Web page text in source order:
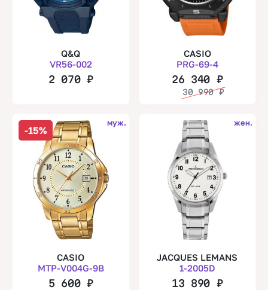
Q&Q
VR56-002
2 070 ₽
CASIO
PRG-69-4
26 340 ₽
30 990₽
-15%
муж.
CASIO
MTP-V004G-9B
5 600 ₽
жен.
JACQUES LEMANS
1-2005D
13 890 ₽